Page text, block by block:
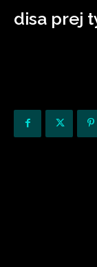
disa prej